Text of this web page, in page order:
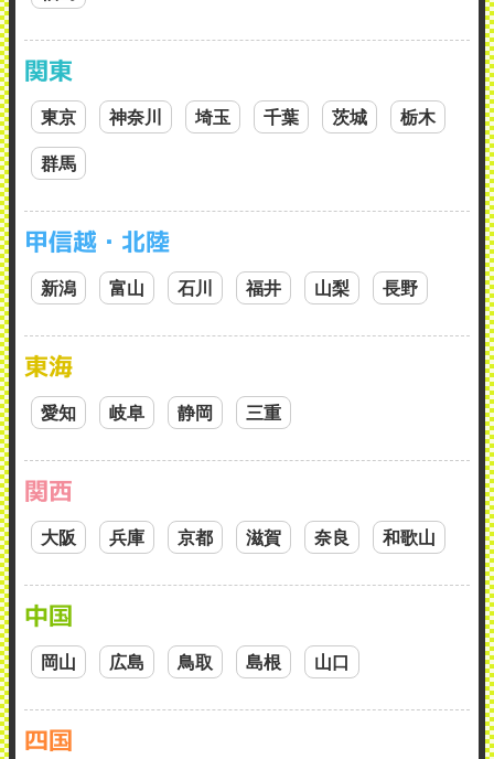
関東
東京 神奈川 埼玉 千葉 茨城 栃木
群馬
甲信越・北陸
新潟 富山 石川 福井 山梨 長野
東海
愛知 岐阜 静岡 三重
関西
大阪 兵庫 京都 滋賀 奈良 和歌山
中国
岡山 広島 鳥取 島根 山口
四国